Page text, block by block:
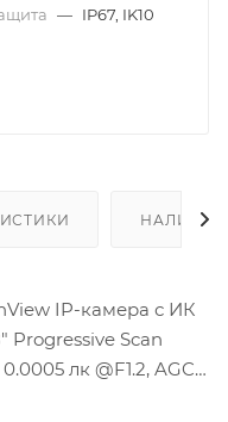
— IP67, IK10
НАЛИЧИЕ
IP-камера с ИК
Progressive Scan
лк @F1.2, AGC